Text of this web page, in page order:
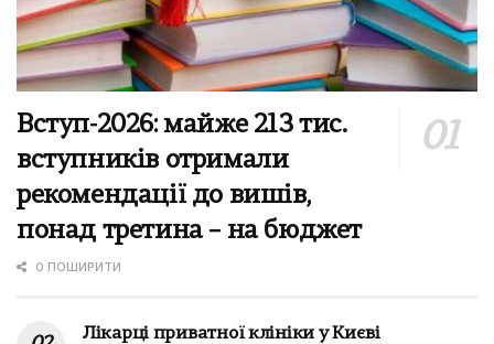
Вступ-2026: майже 213 тис.
вступників отримали
рекомендації до вишів,
понад третина – на бюджет
0 ПОШИРИТИ
Лікарці приватної клініки у Києві